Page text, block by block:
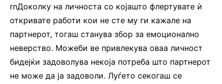
rnДоколку на личноста со којашто флертувате ѝ
откривате работи кои не сте му ги кажале на
партнерот, тогаш станува збор за емоционално
неверство. Можеби ве привлекува оваа личност
бидејќи задоволува некоја потреба што партнерот
не може да ја задоволи. Луѓето секогаш се